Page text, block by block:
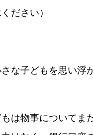
ださい）
な子どもを思い浮
は物事についてま